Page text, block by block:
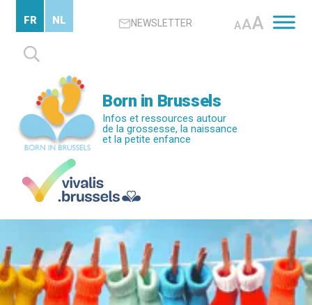
contenu
principal
NEWSLETTER AAA
Rechercher :
FR NL
Born in Brussels
Infos et ressources autour
de la grossesse, la naissance
et la petite enfance